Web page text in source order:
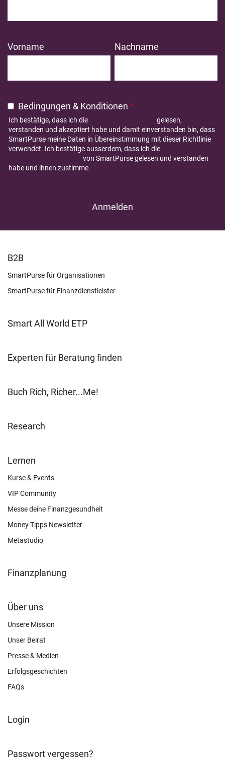
Vorname Nachname
Bedingungen & Konditionen
Ich bestätige, dass ich die
gelesen,
verstanden und akzeptiert habe und damit einverstanden bin, dass
SmartPurse meine Daten in Übereinstimmung mit dieser Richtlinie
verwendet. Ich bestätige ausserdem, dass ich die
von SmartPurse gelesen und verstanden
habe und ihnen zustimme.
FOOTER
LEARN
B2B
SmartPurse für Organisationen
SmartPurse für Finanzdienstleister
Smart All World ETP
Experten für Beratung finden
Buch Rich, Richer...Me!
Research
FOOTER
OTHER
Lernen
Kurse & Events
VIP Community
Messe deine Finanzgesundheit
Money Tipps Newsletter
Metastudio
Finanzplanung
FOOTER
CONNECT
Über uns
Unsere Mission
Unser Beirat
Presse & Medien
Erfolgsgeschichten
FAQs
FOOTER
Login
Passwort vergessen?